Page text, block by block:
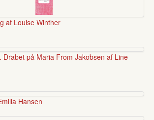
af Louise Winther
Drabet på Maria From Jakobsen af Line
Hansen